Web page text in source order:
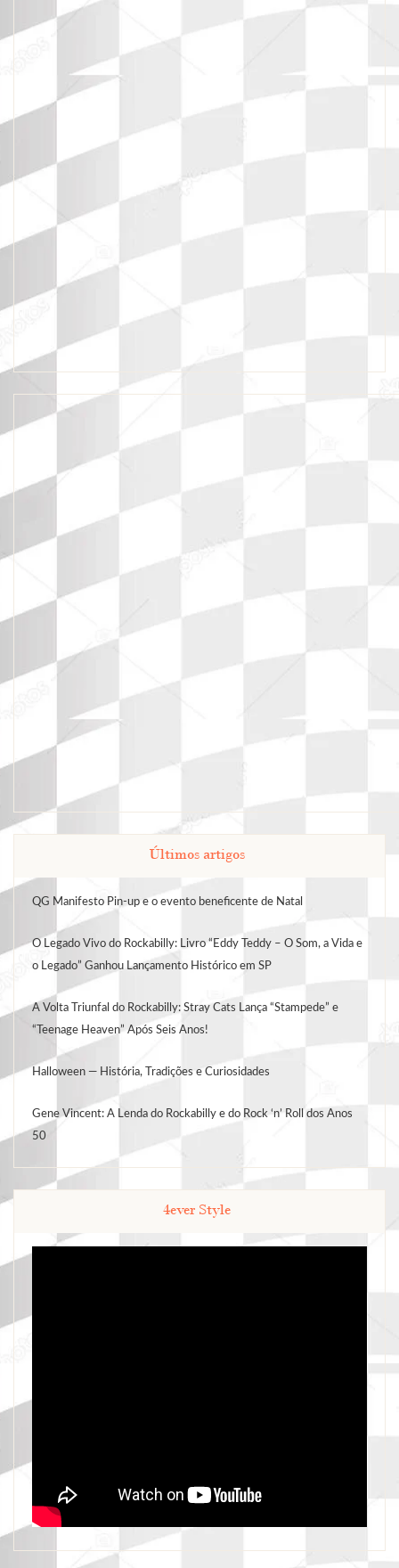
Últimos artigos
QG Manifesto Pin-up e o evento beneficente de Natal
O Legado Vivo do Rockabilly: Livro “Eddy Teddy – O Som, a Vida e
o Legado” Ganhou Lançamento Histórico em SP
A Volta Triunfal do Rockabilly: Stray Cats Lança “Stampede” e
“Teenage Heaven” Após Seis Anos!
Halloween — História, Tradições e Curiosidades
Gene Vincent: A Lenda do Rockabilly e do Rock ‘n’ Roll dos Anos
50
4ever Style